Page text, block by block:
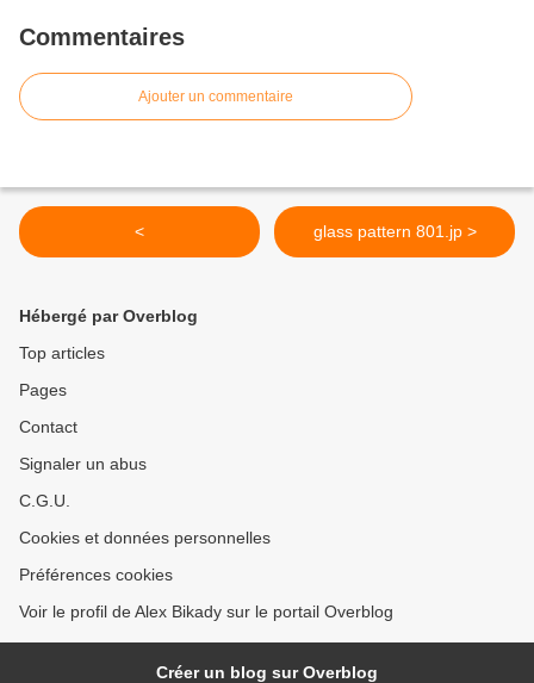
Commentaires
Ajouter un commentaire
< glass pattern 801.jp >
Hébergé par Overblog
Top articles
Pages
Contact
Signaler un abus
C.G.U.
Cookies et données personnelles
Préférences cookies
Voir le profil de Alex Bikady sur le portail Overblog
Créer un blog sur Overblog